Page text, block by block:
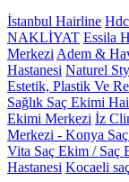
İstanbul Hairline
NAKLİYAT Essila
Merkezi Adem &
Hastanesi Naturel
Estetik, Plastik Ve
Sağlık Saç Ekimi
Ekimi Merkezi İz
Merkezi - Konya
Vita Saç Ekim / Saç
Hastanesi Kocaeli